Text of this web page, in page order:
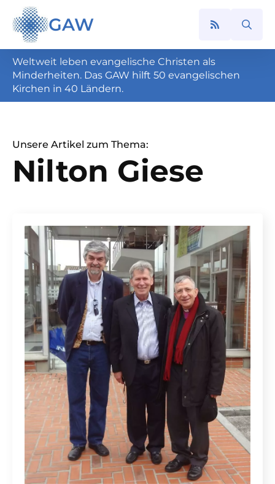
GAW
Search
Weltweit leben evangelische Christen als
Minderheiten. Das GAW hilft 50 evangelischen
Kirchen in 40 Ländern.
Unsere Artikel zum Thema:
Nilton Giese